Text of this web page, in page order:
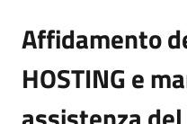
Affidamento
HOSTING e